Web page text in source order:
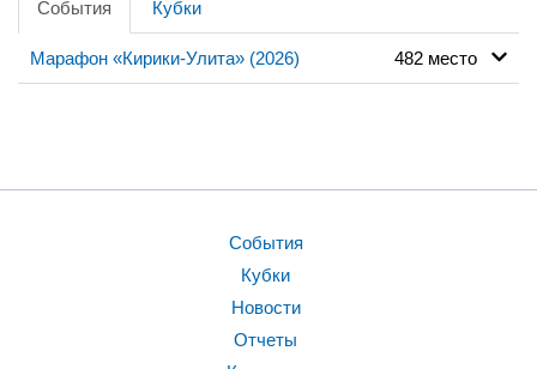
События Кубки
Марафон «Кирики-Улита» (2026) 482 место
События
Кубки
Новости
Отчеты